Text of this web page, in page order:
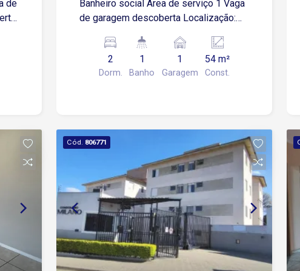
Banheiro social Área de serviço 1 Vaga
de garagem descoberta Localização:
a supermercados, restaurantes,
farmácias e comércios em geral.
2
Dorm.
1
Banho
1
Garagem
54 m²
Const.
Cód. 806771